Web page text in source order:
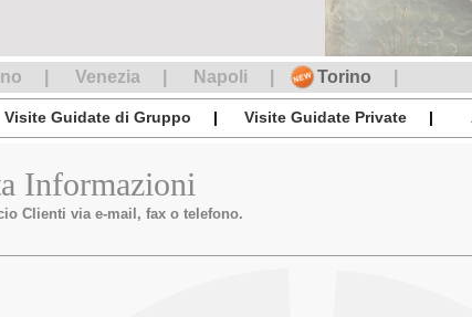
Venezia Napoli Torino
Visite Guidate di Gruppo Visite Guidate Private
Informazioni
Clienti via e-mail, fax o telefono.